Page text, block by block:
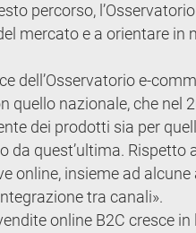
percorso,
mercato e a orientare in
dell’Osservatorio e-
nazionale, che nel
dei prodotti sia per
da quest’ultima. Rispetto
online, insieme ad alcune
tra canali».
online B2C cresce